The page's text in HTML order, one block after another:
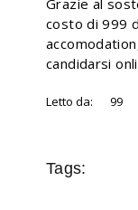
Grazie al
costo di 999
candidarsi
Letto da: 99
Tags: